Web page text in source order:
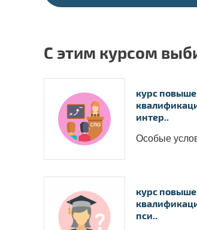
С этим курсом
курс
интер..
Особые
курс
пси..